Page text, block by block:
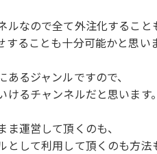
ルなので全て外注化すること
ることも十分可能かと思い
るジャンルですので、
るチャンネルだと思います。
運営して頂くのも、
として利用して頂くのも方法